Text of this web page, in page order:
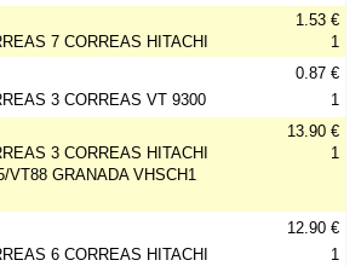
7 CORREAS HITACHI
1.53 €
1
3 CORREAS VT 9300
0.87 €
1
3 CORREAS HITACHI
VT88 GRANADA VHSCH1
13.90 €
1
6 CORREAS HITACHI
12.90 €
1